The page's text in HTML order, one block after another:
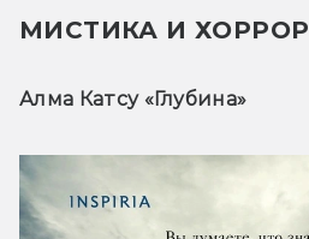
МИСТИКА И ХОРРОР
Алма Катсу «Глубина»